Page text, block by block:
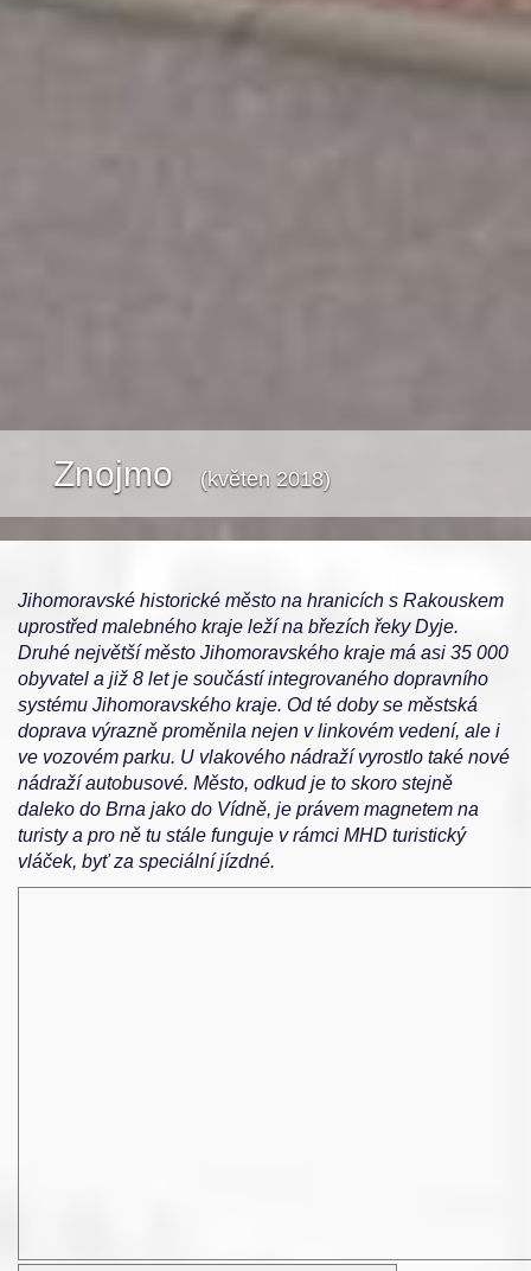
Znojmo (květen 2018)
Jihomoravské historické město na hranicích s Rakouskem
uprostřed malebného kraje leží na březích řeky Dyje.
Druhé největší město Jihomoravského kraje má asi 35 000
obyvatel a již 8 let je součástí integrovaného dopravního
systému Jihomoravského kraje. Od té doby se městská
doprava výrazně proměnila nejen v linkovém vedení, ale i
ve vozovém parku. U vlakového nádraží vyrostlo také nové
nádraží autobusové. Město, odkud je to skoro stejně
daleko do Brna jako do Vídně, je právem magnetem na
turisty a pro ně tu stále funguje v rámci MHD turistický
vláček, byť za speciální jízdné.